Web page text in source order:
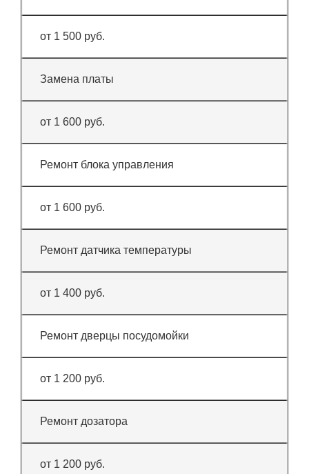
от 1 500 руб.
Замена платы
от 1 600 руб.
Ремонт блока управления
от 1 600 руб.
Ремонт датчика температуры
от 1 400 руб.
Ремонт дверцы посудомойки
от 1 200 руб.
Ремонт дозатора
от 1 200 руб.